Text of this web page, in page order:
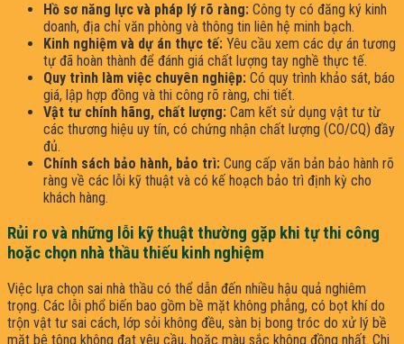
Hồ sơ năng lực và pháp lý rõ ràng: Công ty có đăng ký kinh
doanh, địa chỉ văn phòng và thông tin liên hệ minh bạch.
Kinh nghiệm và dự án thực tế: Yêu cầu xem các dự án tương
tự đã hoàn thành để đánh giá chất lượng tay nghề thực tế.
Quy trình làm việc chuyên nghiệp: Có quy trình khảo sát, báo
giá, lập hợp đồng và thi công rõ ràng, chi tiết.
Vật tư chính hãng, chất lượng: Cam kết sử dụng vật tư từ
các thương hiệu uy tín, có chứng nhận chất lượng (CO/CQ) đầy
đủ.
Chính sách bảo hành, bảo trì: Cung cấp văn bản bảo hành rõ
ràng về các lỗi kỹ thuật và có kế hoạch bảo trì định kỳ cho
khách hàng.
Rủi ro và những lỗi kỹ thuật thường gặp khi tự thi công
hoặc chọn nhà thầu thiếu kinh nghiệm
Việc lựa chọn sai nhà thầu có thể dẫn đến nhiều hậu quả nghiêm
trọng. Các lỗi phổ biến bao gồm bề mặt không phẳng, có bọt khí do
trộn vật tư sai cách, lớp sỏi không đều, sàn bị bong tróc do xử lý bề
mặt bê tông không đạt yêu cầu, hoặc màu sắc không đồng nhất. Chi